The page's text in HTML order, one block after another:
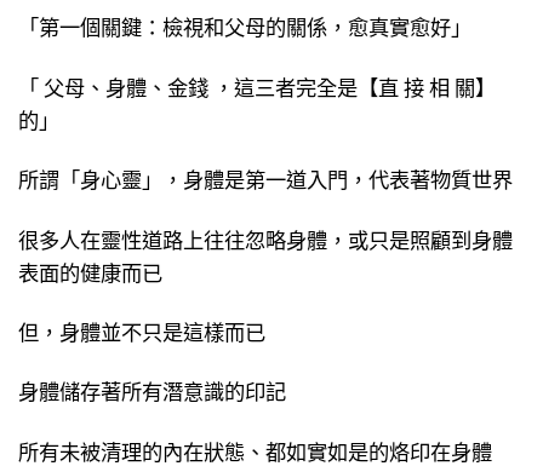
「第一個關鍵：檢視和父母的關係，愈真實愈好」
「 父母、身體、金錢 ，這三者完全是【直 接 相 關】
的」
所謂「身心靈」，身體是第一道入門，代表著物質世界
很多人在靈性道路上往往忽略身體，或只是照顧到身體
表面的健康而已
但，身體並不只是這樣而已
身體儲存著所有潛意識的印記
所有未被清理的內在狀態、都如實如是的烙印在身體